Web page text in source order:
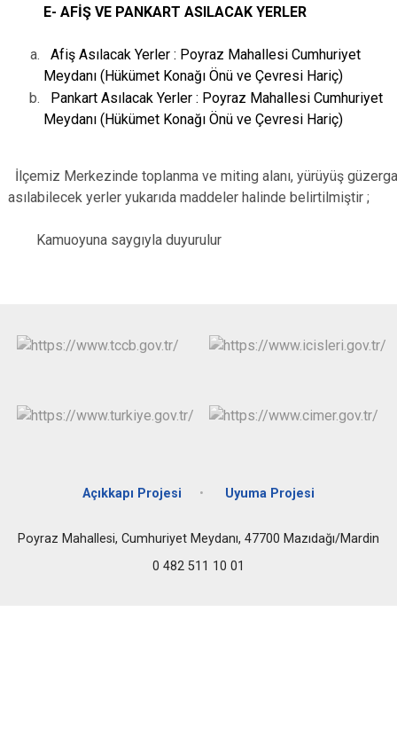
E- AFİŞ VE PANKART ASILACAK YERLER
Afiş Asılacak Yerler : Poyraz Mahallesi Cumhuriyet
Meydanı (Hükümet Konağı Önü ve Çevresi Hariç)
Pankart Asılacak Yerler : Poyraz Mahallesi Cumhuriyet
Meydanı (Hükümet Konağı Önü ve Çevresi Hariç)
İlçemiz Merkezinde toplanma ve miting alanı, yürüyüş
asılabilecek yerler yukarıda maddeler halinde belirtilmiştir ;
Kamuoyuna saygıyla duyurulur
Açıkkapı Projesi Uyuma Projesi
Poyraz Mahallesi, Cumhuriyet Meydanı, 47700 Mazıdağı/Mardin
0 482 511 10 01